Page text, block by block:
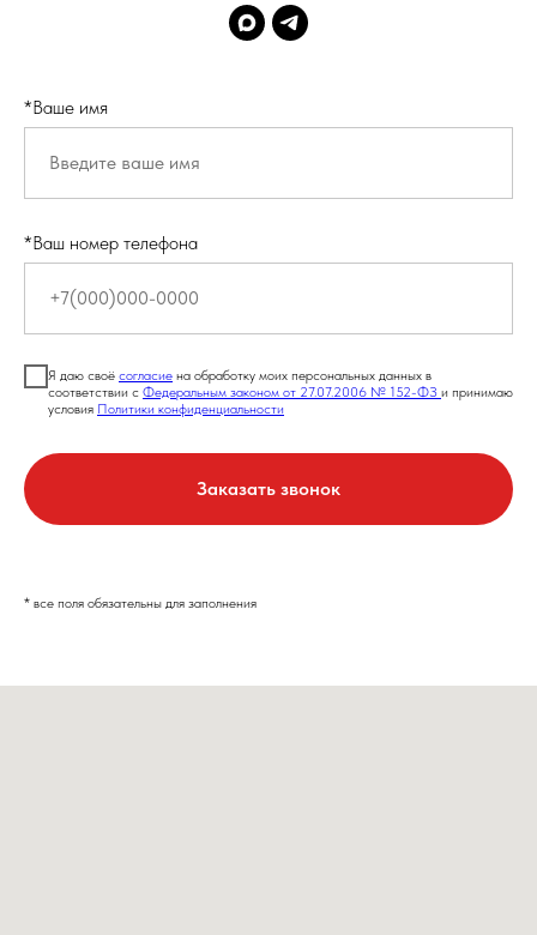
*Ваше имя
*Ваш номер телефона
Я даю своё согласие на обработку моих персональных данных в
соответствии с Федеральным законом от 27.07.2006 № 152-ФЗ и принимаю
условия Политики конфиденциальности
Заказать звонок
* все поля обязательны для заполнения